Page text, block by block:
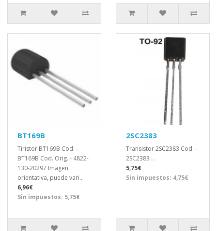
BT169B
Tiristor BT169B Cod. -
BT169B Cod. Orig. - 4822-
130-20297 Imagen
orientativa, puede vari..
6,96€
Sin impuestos: 5,75€
2SC2383
Transistor 2SC2383 Cod. -
2SC2383 ..
5,75€
Sin impuestos: 4,75€